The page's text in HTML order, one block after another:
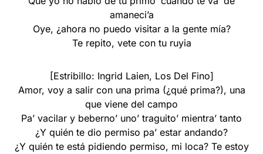
amaneci’a
Oye, ¿ahora no puedo visitar a la gente mía?
Te repito, vete con tu ruyia
[Estribillo: Ingrid Laien, Los Del Fino]
Amor, voy a salir con una prima (¿qué prima?), una
que viene del campo
Pa’ vacilar y beberno’ uno’ traguito’ mientra’ tanto
¿Y quién te dio permiso pa’ estar andando?
¿Y quién te está pidiendo permiso, mi loca? Te estoy